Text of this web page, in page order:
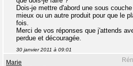
Dois-je mettre d'abord une sous
mieux ou un autre produit pour que le
fois.
Merci de vos réponses que j'attends
perdue et découragée.
30 janvier 2011 à 09:01
Marie